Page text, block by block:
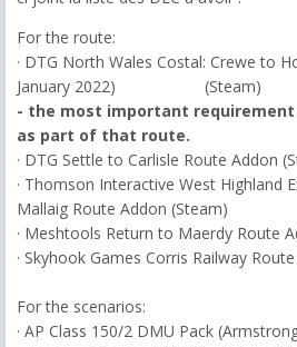
For the route:
· DTG North Wales Costal: Crewe to
January 2022) (Steam)
- the most important
as part of that route.
· DTG Settle to Carlisle Route Addon
· Thomson Interactive West Highland
Mallaig Route Addon (Steam)
· Meshtools Return to Maerdy Route
· Skyhook Games Corris Railway
For the scenarios:
· AP Class 150/2 DMU Pack